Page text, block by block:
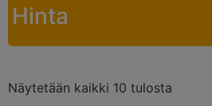
Hinta
Näytetään kaikki 10 tulosta